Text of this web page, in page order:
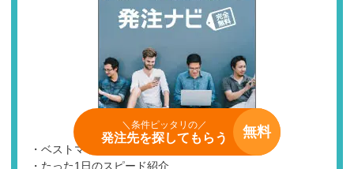
・ベストマッチな発注先が見つかる
・たった1日のスピード紹介
＼条件ピッタリの／
発注先を探してもらう 無料